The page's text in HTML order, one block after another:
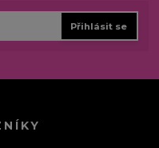
Přihlásit se